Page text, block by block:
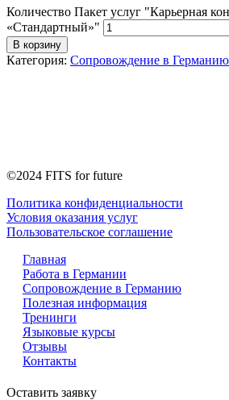
Количество Пакет услуг "Карьерная
«Стандартный»"
В корзину
Категория: Сопровождение в Германию
©2024 FITS for future
Политика конфиденциальности
Условия оказания услуг
Пользовательское соглашение
Главная
Работа в Германии
Сопровождение в Германию
Полезная информация
Тренинги
Языковые курсы
Отзывы
Контакты
Оставить заявку